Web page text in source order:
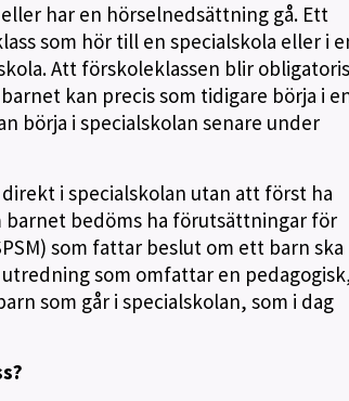
har en hörselnedsättning gå. Ett
som hör till en specialskola eller i
Att förskoleklassen blir
kan precis som tidigare börja i
börja i specialskolan senare under
i specialskolan utan att först ha
bedöms ha förutsättningar för
som fattar beslut om ett barn ska
som omfattar en
som går i specialskolan, som i dag